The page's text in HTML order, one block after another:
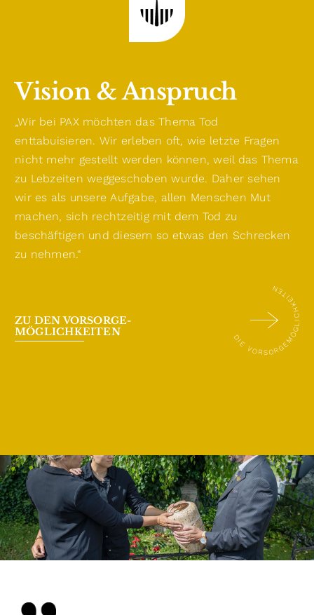
Vision & Anspruch
„Wir bei PAX möchten das Thema Tod
enttabuisieren. Wir erleben oft, wie letzte Fragen
nicht mehr gestellt werden können, weil das Thema
zu Lebzeiten weggeschoben wurde. Daher sehen
wir es als unsere Aufgabe, allen Menschen Mut
machen, sich rechtzeitig mit dem Tod zu
beschäftigen und diesem so etwas den Schrecken
zu nehmen.“
ZU DEN VORSORGE-
MÖGLICHKEITEN
DIE VORSORGEMÖGLICHKEITEN